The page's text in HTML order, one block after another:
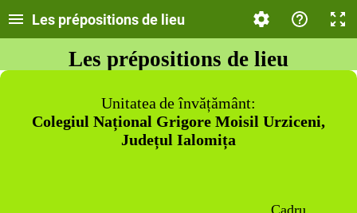
Les prépositions de lieu
Les prépositions de lieu
Unitatea de învățământ:
Colegiul Național Grigore Moisil Urziceni,
Județul Ialomița
Cadru